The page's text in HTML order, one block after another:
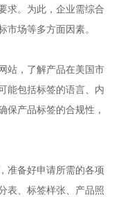
求。为此，企业需综合
市场等多方面因素。
站，了解产品在美国市
能包括标签的语言、内
保产品标签的合规性，
准备好申请所需的各项
表、标签样张、产品照